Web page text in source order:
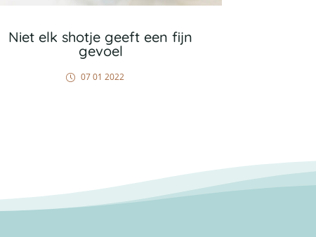
Niet elk shotje geeft een fijn
gevoel
07 01 2022